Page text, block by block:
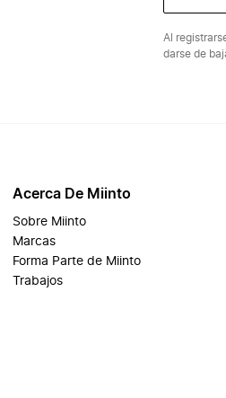
Al
darse de
Acerca De Miinto
Sobre Miinto
Marcas
Forma Parte de Miinto
Trabajos